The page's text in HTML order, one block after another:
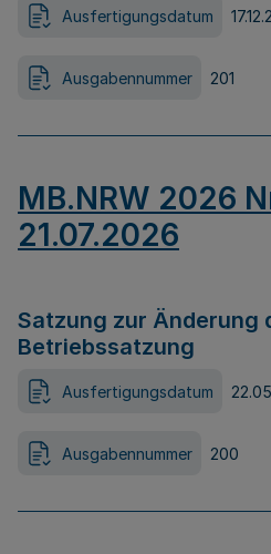
Ausfertigungsdatum
Ausgabennummer 201
MB.NRW 2026
21.07.2026
Satzung zur Änderung
Betriebssatzung
Ausfertigungsdatum
Ausgabennummer 200